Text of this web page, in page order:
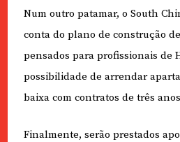
Num outro patamar, o South
conta do plano de construção
pensados para profissionais de
possibilidade de arrendar
baixa com contratos de três
Finalmente, serão prestados